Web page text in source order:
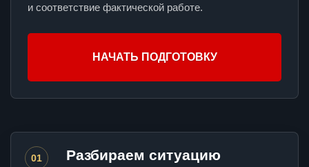
и соответствие фактической работе.
НАЧАТЬ ПОДГОТОВКУ
01 Разбираем ситуацию